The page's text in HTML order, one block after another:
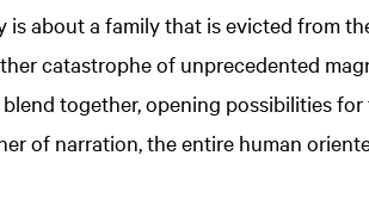
about a family that is evicted from
catastrophe of unprecedented
together, opening possibilities for
of narration, the entire human